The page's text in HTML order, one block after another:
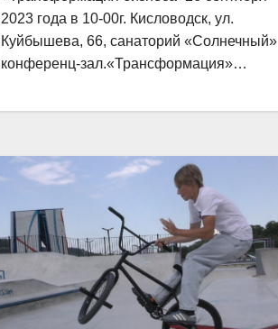
2023 года в 10-00г. Кисловодск, ул.
Куйбышева, 66, санаторий «Солнечный»
конференц-зал.«Трансформация»…